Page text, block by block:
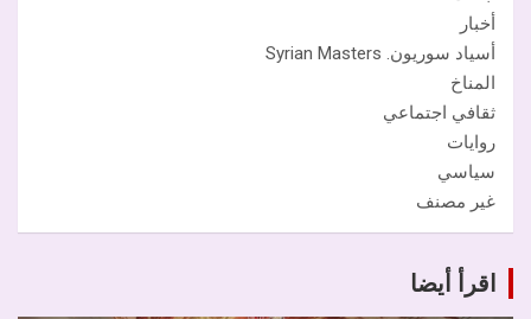
أخبار
أسياد سوريون. Syrian Masters
المناخ
ثقافي اجتماعي
روايات
سياسي
غير مصنف
اقرأ أيضا